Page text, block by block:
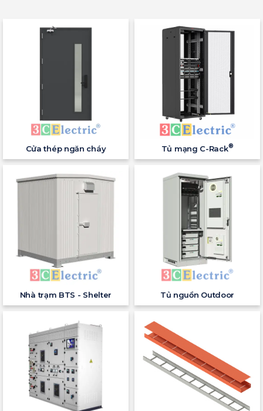
Cửa thép ngăn cháy Tủ mạng C-Rack®
Nhà trạm BTS - Shelter Tủ nguồn Outdoor